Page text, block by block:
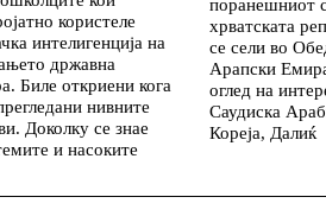
користеле
интелигенција на
државна
Биле откриени кога
нивните
Доколку се знае
и насоките
хрватската
се сели во
Арапски
оглед на
Саудиска
Кореја, Далиќ